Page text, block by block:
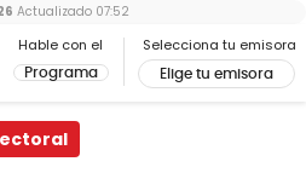
Hable con el
Programa
Selecciona tu emisora
Elige tu emisora
Actualizado 07:52